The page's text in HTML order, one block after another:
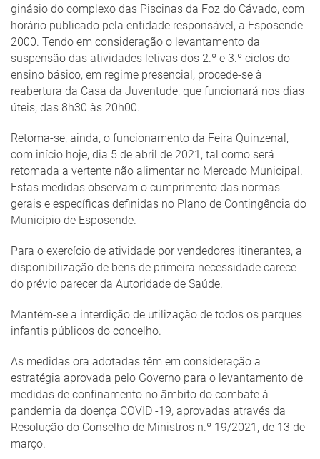
ginásio do complexo das Piscinas da Foz do Cávado, com
horário publicado pela entidade responsável, a Esposende
2000. Tendo em consideração o levantamento da
suspensão das atividades letivas dos 2.º e 3.º ciclos do
ensino básico, em regime presencial, procede-se à
reabertura da Casa da Juventude, que funcionará nos dias
úteis, das 8h30 às 20h00.
Retoma-se, ainda, o funcionamento da Feira Quinzenal,
com início hoje, dia 5 de abril de 2021, tal como será
retomada a vertente não alimentar no Mercado Municipal.
Estas medidas observam o cumprimento das normas
gerais e específicas definidas no Plano de Contingência do
Município de Esposende.
Para o exercício de atividade por vendedores itinerantes, a
disponibilização de bens de primeira necessidade carece
do prévio parecer da Autoridade de Saúde.
Mantém-se a interdição de utilização de todos os parques
infantis públicos do concelho.
As medidas ora adotadas têm em consideração a
estratégia aprovada pelo Governo para o levantamento de
medidas de confinamento no âmbito do combate à
pandemia da doença COVID -19, aprovadas através da
Resolução do Conselho de Ministros n.º 19/2021, de 13 de
março.